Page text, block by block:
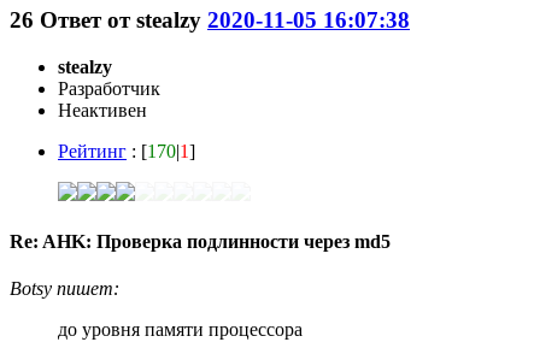
26 Ответ отstealzy 2020-11-05 16:07:38
stealzy
Разработчик
Неактивен
Рейтинг : [170|1]
Re: AHK: Проверка подлинности через md5
Botsy пишет:
до уровня памяти процессора